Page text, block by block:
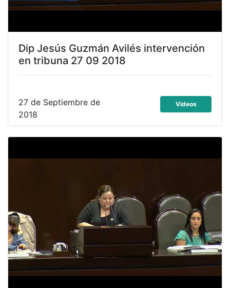
Dip Jesús Guzmán Avilés intervención
en tribuna 27 09 2018
27 de Septiembre de
2018
Videos